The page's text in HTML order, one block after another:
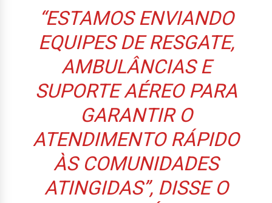
EQUIPES DE RESGATE,
AMBULÂNCIAS E
SUPORTE AÉREO PARA
GARANTIR O
ATENDIMENTO RÁPIDO
ÀS COMUNIDADES
ATINGIDAS”, DISSE O
SECRETÁRIO.